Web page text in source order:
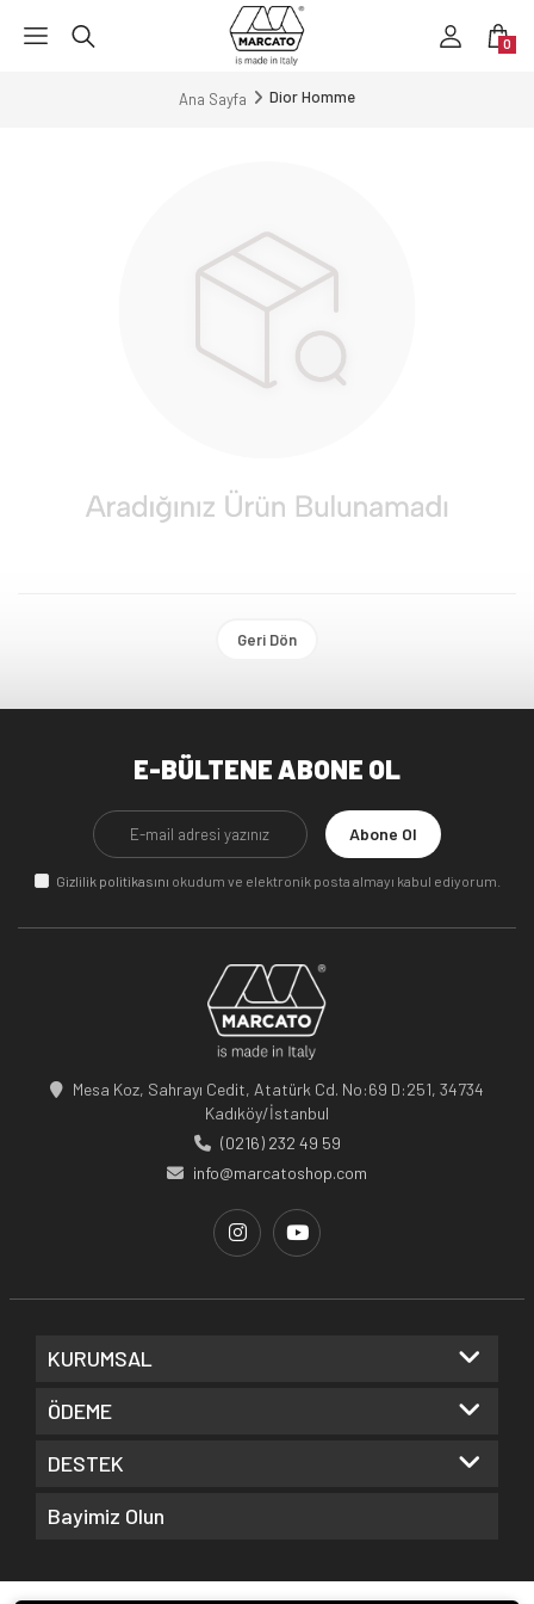
0
Ana Sayfa Dior Homme
Geri Dön
E-BÜLTENE ABONE OL
Abone Ol
Gizlilik politikasını okudum ve elektronik posta almayı kabul ediyorum.
Mesa Koz, Sahrayı Cedit, Atatürk Cd. No:69 D:251, 34734
Kadıköy/İstanbul
(0216) 232 49 59
info@marcatoshop.com
KURUMSAL
ÖDEME
DESTEK
Bayimiz Olun